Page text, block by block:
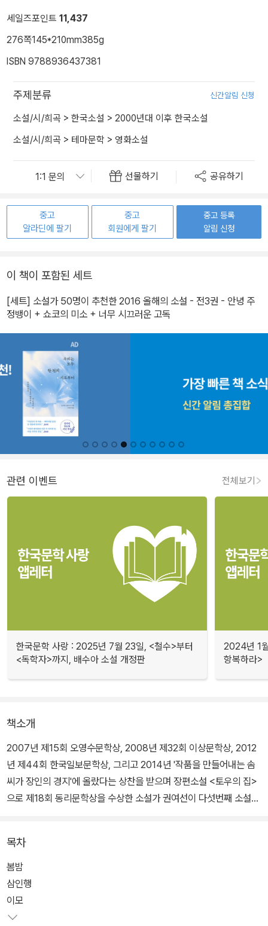
세일즈포인트 11,437
276쪽145*210mm385g
ISBN 9788936437381
주제분류 신간알림 신청
소설/시/희곡 > 한국소설 > 2000년대 이후 한국소설
소설/시/희곡 > 테마문학 > 영화소설
선물하기 공유하기
중고
알라딘에 팔기
중고
회원에게 팔기
중고 등록
알림 신청
이 책이 포함된 세트
[세트] 소설가 50명이 추천한 2016 올해의 소설 - 전3권 - 안녕 주
정뱅이 + 쇼코의 미소 + 너무 시끄러운 고독
관련 이벤트 전체보기
한국문학 사랑 : 2025년 7월 23일, <철수>부터
<독학자>까지, 배수아 소설 개정판
2024년 1
항복하라>
책소개
2007년 제15회 오영수문학상, 2008년 제32회 이상문학상, 2012
년 제44회 한국일보문학상, 그리고 2014년 '작품을 만들어내는 솜
씨가 장인의 경지'에 올랐다는 상찬을 받으며 장편소설 <토우의 집>
으로 제18회 동리문학상을 수상한 소설가 권여선이 다섯번째 소설집
한국문학의 특출한 성취로 굳건히 자리매김한 권여선의 이번 소설집
은 이해되지 않는, 그러면서도 쉽사리 잊히지 않는 지난 삶의 불가해
한 장면을 잡아채는 선명하고도 서늘한 문장으로 삶의 비의를 그려낸
다. 인생이 던지는 지독한 농담이 인간을 벼랑 끝까지 밀어뜨릴 때, 인
목차
봄밤
삼인행
이모